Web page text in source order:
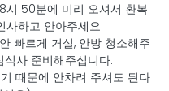
50분에 미리 오셔서 환복
사하고 안아주세요.
빠르게 거실, 안방 청소해주
사 준비해주십니다.
때문에 안차려 주셔도 된다